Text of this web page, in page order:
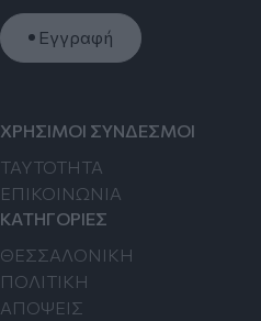
Εγγραφή
ΧΡΗΣΙΜΟΙ ΣΥΝΔΕΣΜΟΙ
TAYTOTHTA
ΕΠΙΚΟΙΝΩΝΙΑ
ΚΑΤΗΓΟΡΙΕΣ
ΘΕΣΣΑΛΟΝΙΚΗ
ΠΟΛΙΤΙΚΗ
ΑΠΟΨΕΙΣ